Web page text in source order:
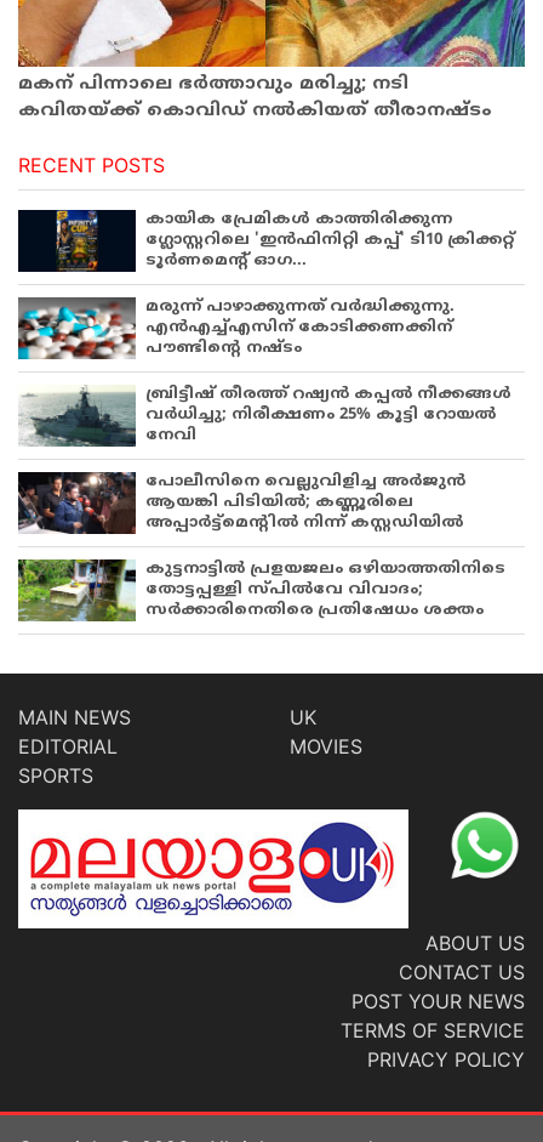
മകന് പിന്നാലെ ഭര്‍ത്താവും മരിച്ചു; നടി
കവിതയ്ക്ക് കൊവിഡ് നല്‍കിയത് തീരാനഷ്ടം
RECENT POSTS
കായിക പ്രേമികള്‍ കാത്തിരിക്കുന്ന
ഗ്ലോസ്റ്ററിലെ 'ഇന്‍ഫിനിറ്റി കപ്പ്' ടി10 ക്രിക്കറ്റ്
ടൂര്‍ണമെന്റ് ഓഗ...
മരുന്ന് പാഴാക്കുന്നത് വർദ്ധിക്കുന്നു.
എൻഎച്ച്എസിന് കോടിക്കണക്കിന്
പൗണ്ടിന്റെ നഷ്ടം
ബ്രിട്ടീഷ് തീരത്ത് റഷ്യൻ കപ്പൽ നീക്കങ്ങൾ
വർധിച്ചു; നിരീക്ഷണം 25% കൂട്ടി റോയൽ
നേവി
പോലീസിനെ വെല്ലുവിളിച്ച അർജുൻ
ആയങ്കി പിടിയിൽ; കണ്ണൂരിലെ
അപ്പാർട്ട്‌മെന്റിൽ നിന്ന് കസ്റ്റഡിയിൽ
കുട്ടനാട്ടിൽ പ്രളയജലം ഒഴിയാത്തതിനിടെ
തോട്ടപ്പള്ളി സ്പിൽവേ വിവാദം;
സർക്കാരിനെതിരെ പ്രതിഷേധം ശക്തം
MAIN NEWS
EDITORIAL
SPORTS
UK
MOVIES
ABOUT US
CONTACT US
POST YOUR NEWS
TERMS OF SERVICE
PRIVACY POLICY